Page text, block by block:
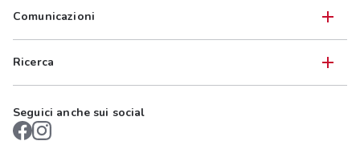
Comunicazioni
Ricerca
Seguici anche sui social